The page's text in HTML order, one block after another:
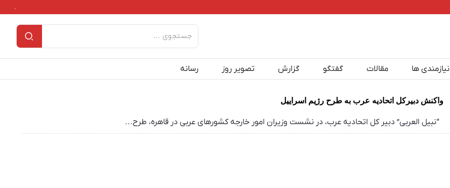
.
نیازمندی ها مقالات گفتگو گزارش تصویر روز رسانه
واکنش دبیرکل اتحادیه عرب به طرح رژیم اسراییل
“نبیل العربی” دبیر کل اتحادیه عرب، در نشست وزیران امور خارجه کشورهای عربی در قاهره، طرح...